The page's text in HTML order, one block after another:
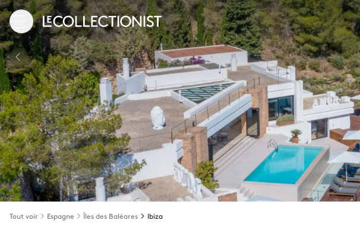
Tout voir Espagne Îles des Baléares Ibiza